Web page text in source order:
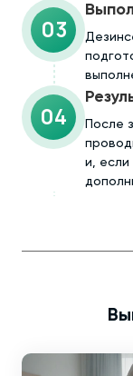
03
04
После
и, если